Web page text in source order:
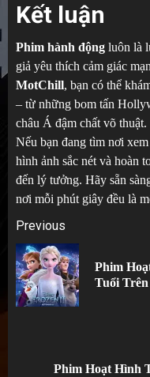
Kết luận
Phim hành động luôn là
giả yêu thích cảm giác
MotChill, bạn có thể
– từ những bom tấn
châu Á đậm chất võ thuật.
Nếu bạn đang tìm nơi xem
hình ảnh sắc nét và hoàn
đến lý tưởng. Hãy sẵn
nơi mỗi phút giây đều là
Post
navigation
Previous
Phim
Tuổi
Phim Hoạt Hình